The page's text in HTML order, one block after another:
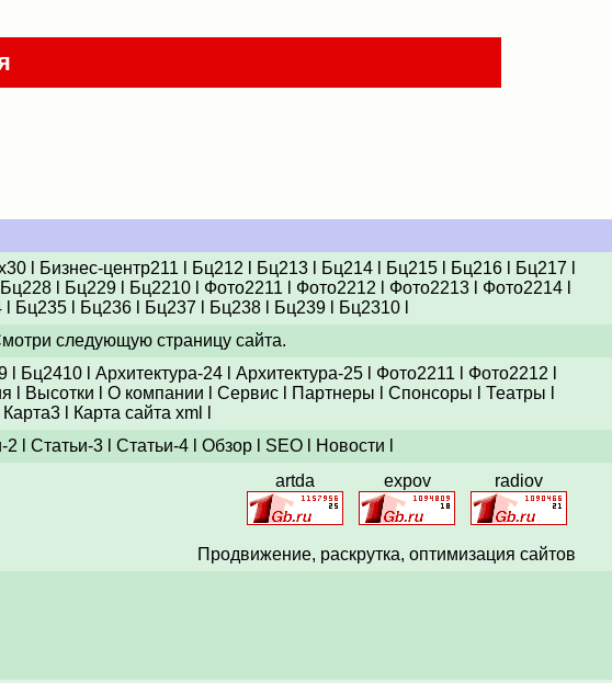
l Бизнес-центр211 Бц212 Бц213l Бц214l Бц215l Бц216l Бц217
Бц228l Бц229l Бц2210l Фото2211 Фото2212 Фото2213l Фото2214l
Бц235 Бц236 Бц237 Бц238 Бц239 Бц2310
следующую страницу сайта.
Бц2410 Архитектура-24 Архитектура-25 Фото2211 Фото2212
Высотки О компании Сервисl Партнеры Спонсоры Театры
Карта3l Карта сайта xml
2 Статьи-3 Статьи-4 Обзор SEO Новости
artda
expov radiov
Продвижение, раскрутка, оптимизация сайтов